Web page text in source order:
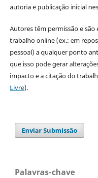
autoria e publicação inicial
Autores têm permissão e
trabalho online (ex.: em
pessoal) a qualquer ponto
que isso pode gerar
impacto e a citação do
Livre).
Enviar Submissão
Palavras-chave